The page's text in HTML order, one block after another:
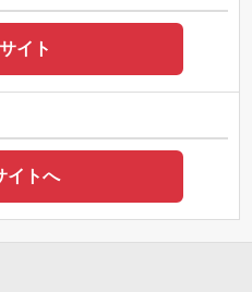
イト
イトへ